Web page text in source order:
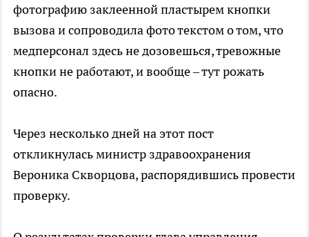
фотографию заклеенной пластырем кнопки
вызова и сопроводила фото текстом о том, что
медперсонал здесь не дозовешься, тревожные
кнопки не работают, и вообще – тут рожать
опасно.
Через несколько дней на этот пост
откликнулась министр здравоохранения
Вероника Скворцова, распорядившись провести
проверку.